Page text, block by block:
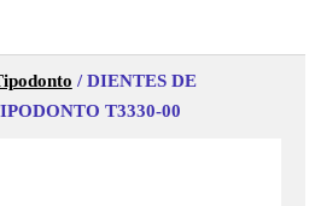
/ DIENTES DE
T3330-00